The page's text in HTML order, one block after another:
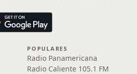
POPULARES
Radio Panamericana
Radio Caliente 105.1 FM